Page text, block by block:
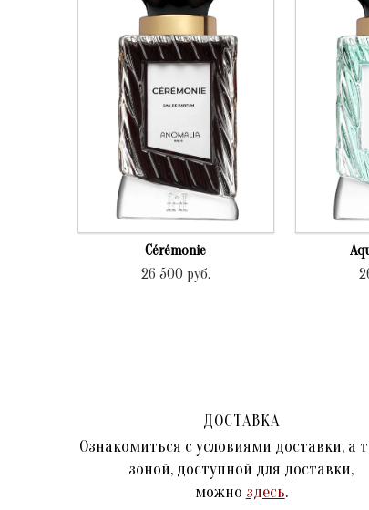
Cérémonie
26 500 руб.
ДОСТАВКА
Ознакомиться с условиями доставки, а
зоной, доступной для доставки,
можно здесь.